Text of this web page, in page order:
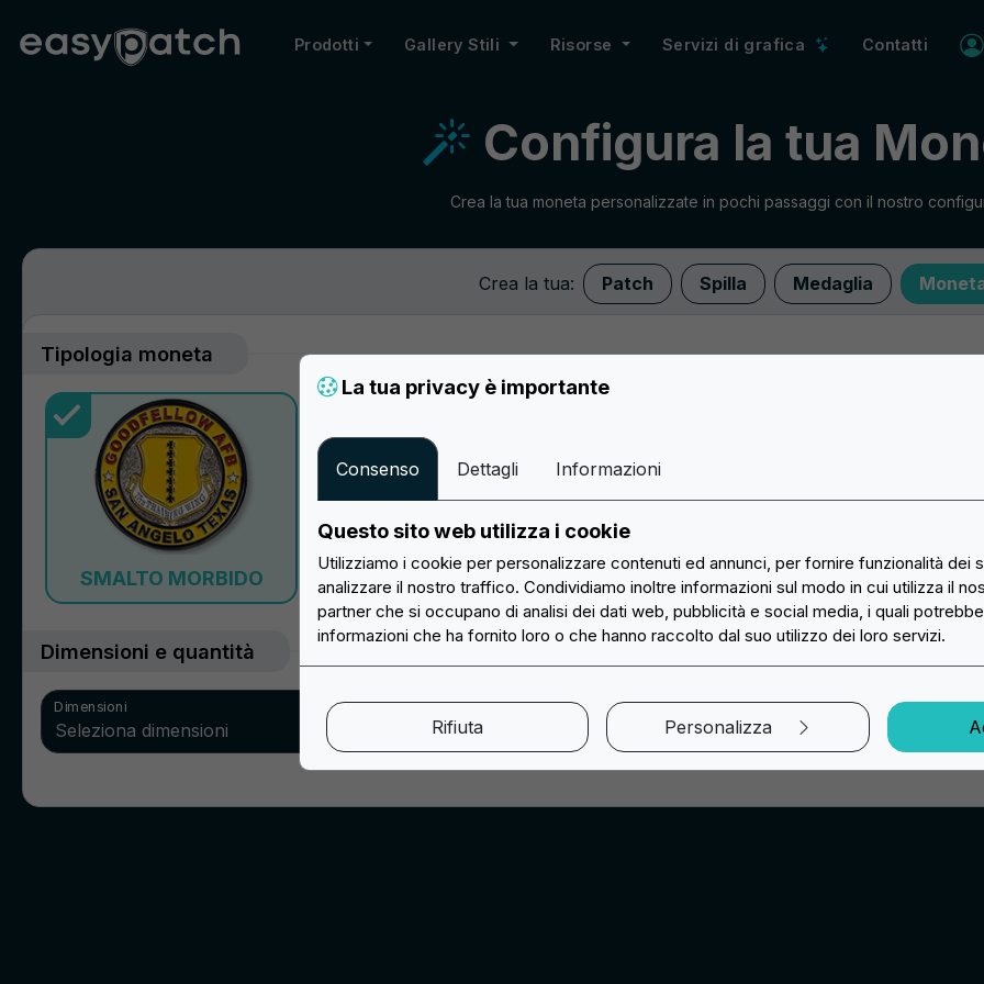
Prodotti Gallery Stili Risorse Servizi di grafica Contatti
Configura la tua
Crea la tua moneta personalizzate in pochi passaggi con il nostro
Crea la tua: Patch Spilla Medaglia
Tipologia moneta
SMALTO MORBIDO SMALTO RIGIDO METALLO 2D
Dimensioni e quantità
Dimensioni
Quantità (min 50)
- +
Scopri ora la vasta offerta di Easypatch di toppe e patch
personalizzate: componi il tuo progetto online, noi lo prepariamo
e te lo inviamo a casa!
Lun/Ven: 9:30 - 17:30
info@easypatch.it WhatsApp Chat
Chi siamo
Guide
Blog
Istruzioni e Risorse
AI Chatbot
Metodi di Pagamento
Ricamate
Tessute HD
Stampate Sublimate
Patch PVC
Patch Silicone
La tua privacy è importante
Consenso Dettagli Informazioni
Questo sito web utilizza i cookie
Utilizziamo i cookie per personalizzare contenuti ed annunci, per fornire funzionalità dei
analizzare il nostro traffico. Condividiamo inoltre informazioni sul modo in cui utilizza il
partner che si occupano di analisi dei dati web, pubblicità e social media, i quali
informazioni che ha fornito loro o che hanno raccolto dal suo utilizzo dei loro servizi.
Personalizza
Rifiuta